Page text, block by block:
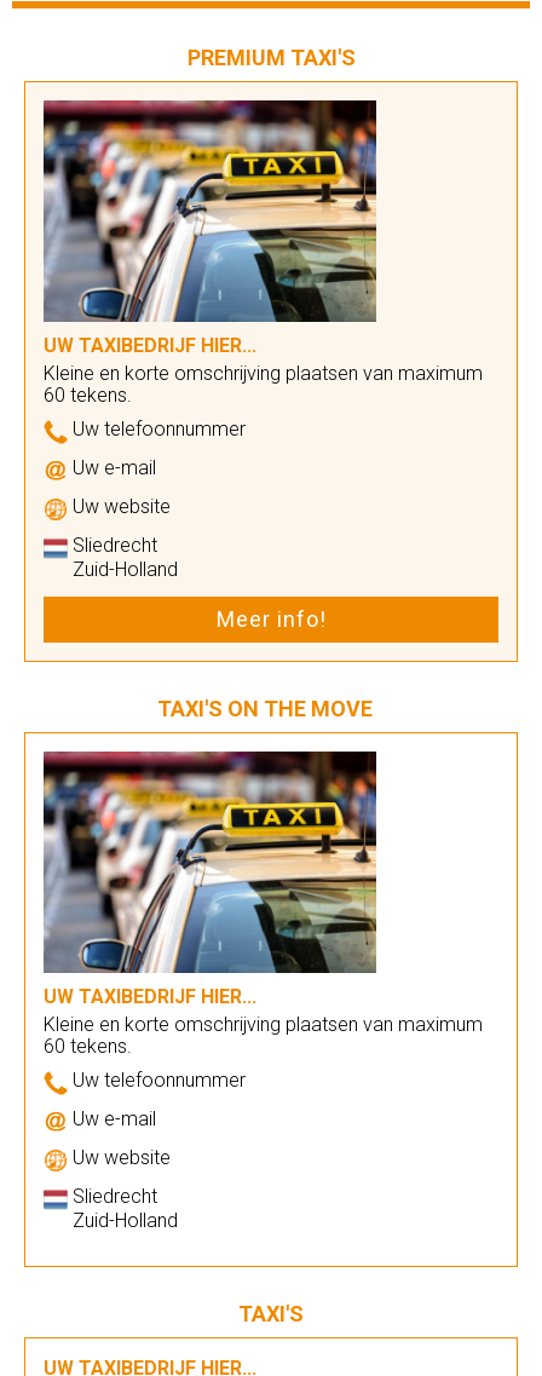
PREMIUM TAXI'S
UW TAXIBEDRIJF HIER...
Kleine en korte omschrijving plaatsen van maximum
60 tekens.
Uw telefoonnummer
Uw e-mail
Uw website
Sliedrecht
Zuid-Holland
Meer info!
TAXI'S ON THE MOVE
UW TAXIBEDRIJF HIER...
Kleine en korte omschrijving plaatsen van maximum
60 tekens.
Uw telefoonnummer
Uw e-mail
Uw website
Sliedrecht
Zuid-Holland
TAXI'S
UW TAXIBEDRIJF HIER...